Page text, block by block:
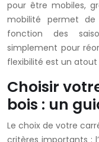
pour être mobiles,
mobilité permet
fonction des
simplement pour
flexibilité est un
Choisir
bois : un
Le choix de votre